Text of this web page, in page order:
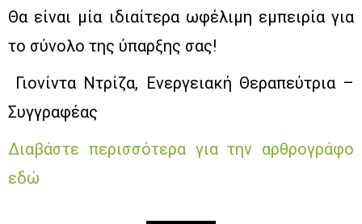
Θα είναι μία ιδιαίτερα ωφέλιμη εμπειρία για
το σύνολο της ύπαρξης σας!
Γιονίντα Ντρίζα, Ενεργειακή Θεραπεύτρια –
Συγγραφέας
Διαβάστε περισσότερα για την αρθρογράφο
εδώ